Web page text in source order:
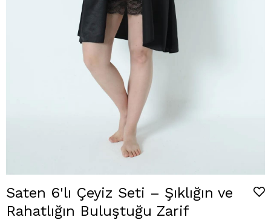
Saten 6'lı Çeyiz Seti – Şıklığın ve
Rahatlığın Buluştuğu Zarif